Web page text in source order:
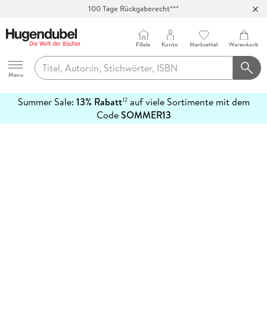
100 Tage Rückgaberecht***
Hugendubel
Menu
Filiale Konto Merkzettel Warenkorb
Summer Sale: 13% Rabatt12auf viele Sortimente mit dem
CodeSOMMER13
erfahren